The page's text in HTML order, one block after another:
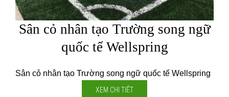
Sân cỏ nhân tạo Trường song ngữ
quốc tế Wellspring
Sân cỏ nhân tạo Trường song ngữ quốc tế Wellspring
XEM CHI TIẾT